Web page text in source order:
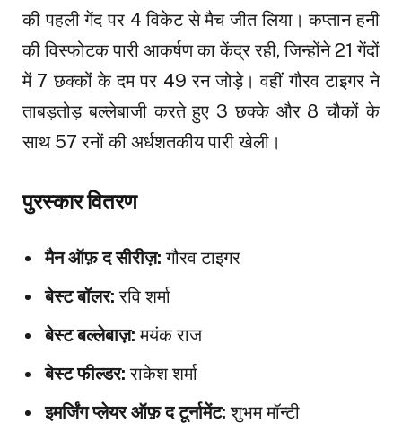
की पहली गेंद पर 4 विकेट से मैच जीत लिया। कप्तान हनी
की विस्फोटक पारी आकर्षण का केंद्र रही, जिन्होंने 21 गेंदों
में 7 छक्कों के दम पर 49 रन जोड़े। वहीं गौरव टाइगर ने
ताबड़तोड़ बल्लेबाजी करते हुए 3 छक्के और 8 चौकों के
साथ 57 रनों की अर्धशतकीय पारी खेली।
पुरस्कार वितरण
मैन ऑफ़ द सीरीज़: गौरव टाइगर
बेस्ट बॉलर: रवि शर्मा
बेस्ट बल्लेबाज़: मयंक राज
बेस्ट फील्डर: राकेश शर्मा
इमर्जिंग प्लेयर ऑफ़ द टूर्नामेंट: शुभम मॉन्टी